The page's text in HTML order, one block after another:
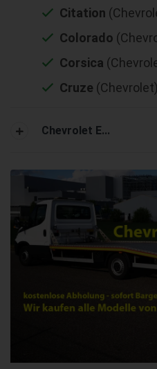
Citation
Colorado
Corsica
Cruze
Chevrolet E...